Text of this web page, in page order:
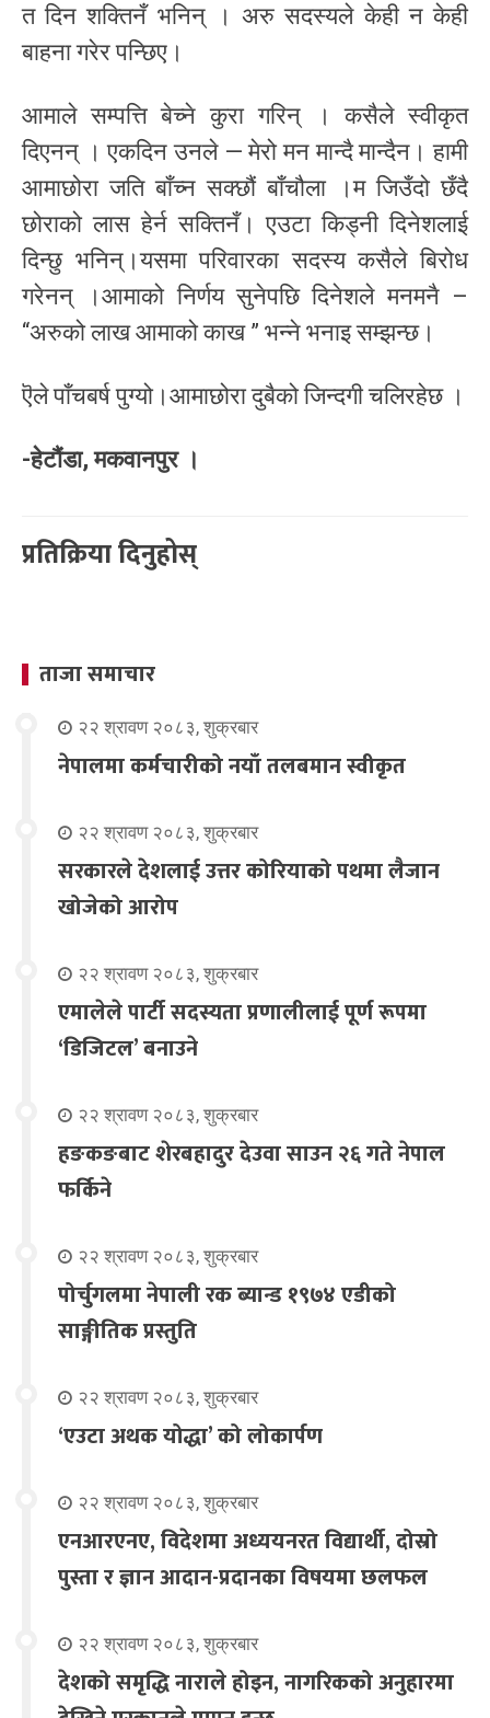
त दिन शक्तिनँ भनिन् । अरु सदस्यले केही न केही
बाहना गरेर पन्छिए।
आमाले सम्पत्ति बेच्ने कुरा गरिन् । कसैले स्वीकृत
दिएनन् । एकदिन उनले — मेरो मन मान्दै मान्दैन। हामी
आमाछोरा जति बाँच्न सक्छौं बाँचौला ।म जिउँदो छँदै
छोराको लास हेर्न सक्तिनँ। एउटा किड्नी दिनेशलाई
दिन्छु भनिन्।यसमा परिवारका सदस्य कसैले बिरोध
गरेनन् ।आमाको निर्णय सुनेपछि दिनेशले मनमनै –
“अरुको लाख आमाको काख ” भन्ने भनाइ सम्झन्छ।
ऎले पाँचबर्ष पुग्यो।आमाछोरा दुबैको जिन्दगी चलिरहेछ ।
-हेटौंडा, मकवानपुर ।
प्रतिक्रिया दिनुहोस्
ताजा समाचार
२२ श्रावण २०८३, शुक्रबार
नेपालमा कर्मचारीको नयाँ तलबमान स्वीकृत
२२ श्रावण २०८३, शुक्रबार
सरकारले देशलाई उत्तर कोरियाको पथमा लैजान
खोजेको आरोप
२२ श्रावण २०८३, शुक्रबार
एमालेले पार्टी सदस्यता प्रणालीलाई पूर्ण रूपमा
‘डिजिटल’ बनाउने
२२ श्रावण २०८३, शुक्रबार
हङकङबाट शेरबहादुर देउवा साउन २६ गते नेपाल
फर्किने
२२ श्रावण २०८३, शुक्रबार
पोर्चुगलमा नेपाली रक ब्यान्ड १९७४ एडीको
साङ्गीतिक प्रस्तुति
२२ श्रावण २०८३, शुक्रबार
‘एउटा अथक योद्धा’ को लोकार्पण
२२ श्रावण २०८३, शुक्रबार
एनआरएनए, विदेशमा अध्ययनरत विद्यार्थी, दोस्रो
पुस्ता र ज्ञान आदान-प्रदानका विषयमा छलफल
२२ श्रावण २०८३, शुक्रबार
देशको समृद्धि नाराले होइन, नागरिकको अनुहारमा